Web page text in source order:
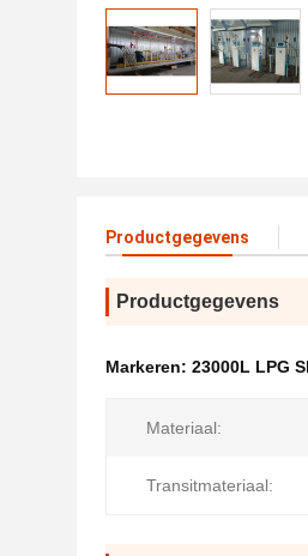
Productgegevens
Productgegevens
Markeren: 23000L LPG
Materiaal:
Transitmateriaal: